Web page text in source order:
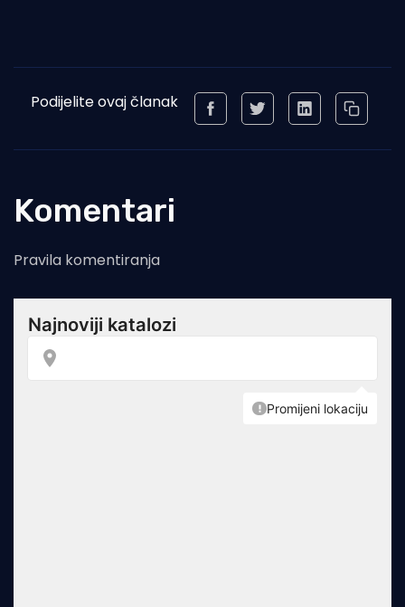
Podijelite ovaj članak
Komentari
Pravila komentiranja